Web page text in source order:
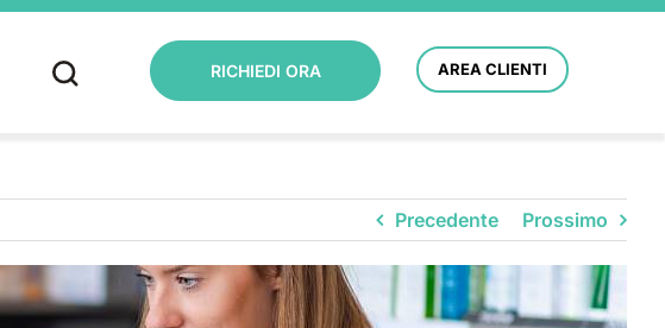
RICHIEDI ORA AREA CLIENTI
Precedente Prossimo